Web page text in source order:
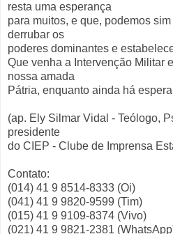
resta uma esperança
para muitos, e que, podemos
derrubar os
poderes dominantes e
Que venha a Intervenção Militar
nossa amada
Pátria, enquanto ainda há
(ap. Ely Silmar Vidal - Teólogo,
presidente
do CIEP - Clube de Imprensa
Contato:
(014) 41 9 8514-8333 (Oi)
(041) 41 9 9820-9599 (Tim)
(015) 41 9 9109-8374 (Vivo)
(021) 41 9 9821-2381